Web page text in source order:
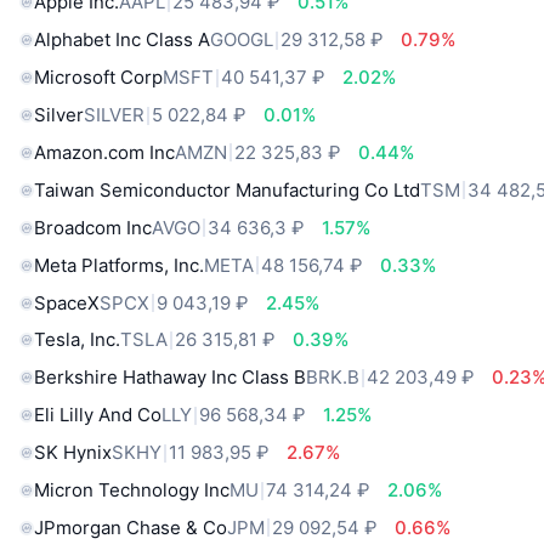
Alphabet Inc Class AGOOGL 29 312,58 ₽
0.79%
Microsoft CorpMSFT 40 541,37 ₽
2.02%
SilverSILVER 5 022,84 ₽
0.01%
Amazon.com IncAMZN 22 325,83 ₽
0.44%
Taiwan Semiconductor Manufacturing Co LtdTSM 34
Broadcom IncAVGO 34 636,3 ₽
1.57%
Meta Platforms, Inc.META 48 156,74 ₽
0.33%
SpaceXSPCX 9 043,19 ₽
2.45%
Tesla, Inc.TSLA 26 315,81 ₽
0.39%
Berkshire Hathaway Inc Class BBRK.B 42 203,49 ₽
Eli Lilly And CoLLY 96 568,34 ₽
1.25%
SK HynixSKHY 11 983,95 ₽
2.67%
Micron Technology IncMU 74 314,24 ₽
2.06%
JPmorgan Chase & CoJPM 29 092,54 ₽
0.66%